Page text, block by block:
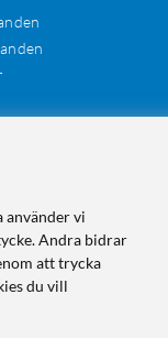
använder vi
Andra bidrar
att trycka
du vill